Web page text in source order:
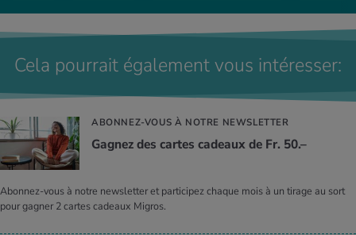
Cela pourrait également vous intéresser:
ABONNEZ-VOUS À NOTRE NEWSLETTER
Gagnez des cartes cadeaux de Fr. 50.–
Abonnez-vous à notre newsletter et participez chaque mois à un tirage au sort
pour gagner 2 cartes cadeaux Migros.